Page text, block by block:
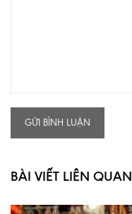
GỬI BÌNH LUẬN
BÀI VIẾT LIÊN QUAN